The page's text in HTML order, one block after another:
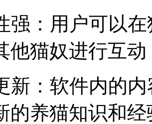
强：用户可以
他猫奴进行互
新：软件内的
的养猫知识和